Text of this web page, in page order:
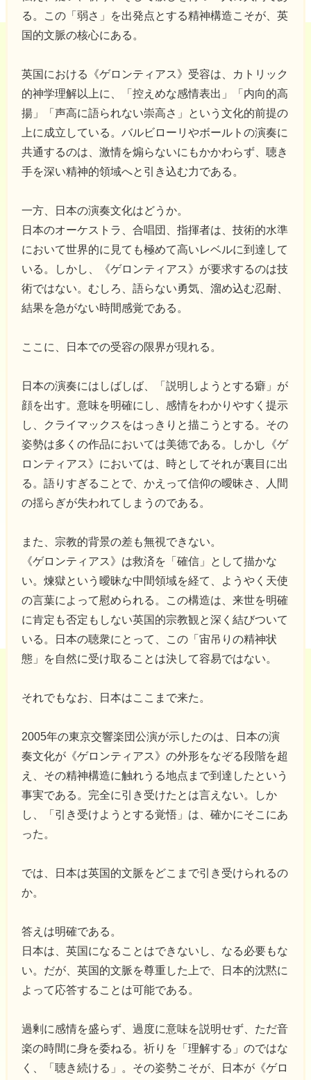
る。この「弱さ」を出発点とする精神構造こそが、英
国的文脈の核心にある。
英国における《ゲロンティアス》受容は、カトリック
的神学理解以上に、「控えめな感情表出」「内向的高
揚」「声高に語られない崇高さ」という文化的前提の
上に成立している。バルビローリやボールトの演奏に
共通するのは、激情を煽らないにもかかわらず、聴き
手を深い精神的領域へと引き込む力である。
一方、日本の演奏文化はどうか。
日本のオーケストラ、合唱団、指揮者は、技術的水準
において世界的に見ても極めて高いレベルに到達して
いる。しかし、《ゲロンティアス》が要求するのは技
術ではない。むしろ、語らない勇気、溜め込む忍耐、
結果を急がない時間感覚である。
ここに、日本での受容の限界が現れる。
日本の演奏にはしばしば、「説明しようとする癖」が
顔を出す。意味を明確にし、感情をわかりやすく提示
し、クライマックスをはっきりと描こうとする。その
姿勢は多くの作品においては美徳である。しかし《ゲ
ロンティアス》においては、時としてそれが裏目に出
る。語りすぎることで、かえって信仰の曖昧さ、人間
の揺らぎが失われてしまうのである。
また、宗教的背景の差も無視できない。
《ゲロンティアス》は救済を「確信」として描かな
い。煉獄という曖昧な中間領域を経て、ようやく天使
の言葉によって慰められる。この構造は、来世を明確
に肯定も否定もしない英国的宗教観と深く結びついて
いる。日本の聴衆にとって、この「宙吊りの精神状
態」を自然に受け取ることは決して容易ではない。
それでもなお、日本はここまで来た。
2005年の東京交響楽団公演が示したのは、日本の演
奏文化が《ゲロンティアス》の外形をなぞる段階を超
え、その精神構造に触れうる地点まで到達したという
事実である。完全に引き受けたとは言えない。しか
し、「引き受けようとする覚悟」は、確かにそこにあ
った。
では、日本は英国的文脈をどこまで引き受けられるの
か。
答えは明確である。
日本は、英国になることはできないし、なる必要もな
い。だが、英国的文脈を尊重した上で、日本的沈黙に
よって応答することは可能である。
過剰に感情を盛らず、過度に意味を説明せず、ただ音
楽の時間に身を委ねる。祈りを「理解する」のではな
く、「聴き続ける」。その姿勢こそが、日本が《ゲロ